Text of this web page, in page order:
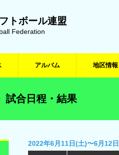
トボール連盟
Federation
アルバム 地区情報
試合日程・結果
2022年6月11日(土)〜6月12